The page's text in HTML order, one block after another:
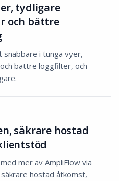
tydligare
och bättre
i tunga vyer,
bättre loggfilter, och
säkrare hostad
mer av AmpliFlow via
hostad åtkomst,